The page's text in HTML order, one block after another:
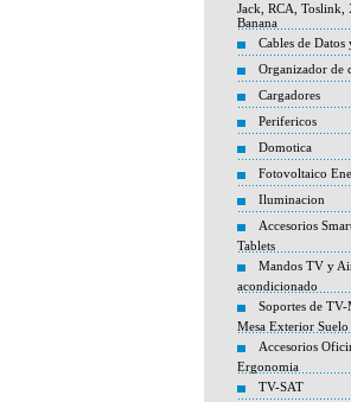
Jack, RCA, Toslink,
Banana
Cables de Datos
Organizador de
Cargadores
Perifericos
Domotica
Fotovoltaico
Iluminacion
Accesorios
Tablets
Mandos TV y
acondicionado
Soportes de
Mesa Exterior Suelo
Accesorios
Ergonomia
TV-SAT